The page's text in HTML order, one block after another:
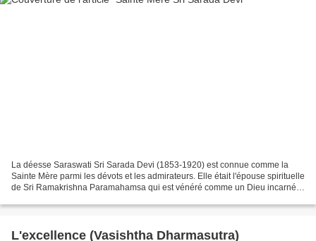
La déesse Saraswati Sri Sarada Devi (1853-1920) est connue comme la
Sainte Mère parmi les dévots et les admirateurs. Elle était l'épouse spirituelle
de Sri Ramakrishna Paramahamsa qui est vénéré comme un Dieu incarné
L'excellence (Vasishtha Dharmasutra)